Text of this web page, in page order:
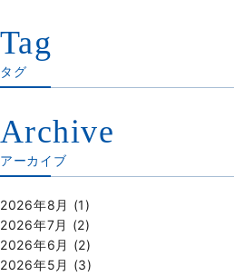
Tag
タグ
Archive
アーカイブ
2026年8月 (1)
2026年7月 (2)
2026年6月 (2)
2026年5月 (3)